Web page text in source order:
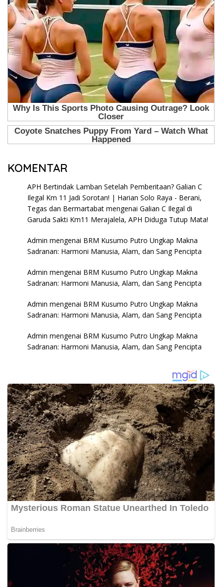
KOMENTAR
APH Bertindak Lamban Setelah Pemberitaan? Galian C
Ilegal Km 11 Jadi Sorotan! | Harian Solo Raya - Berani,
Tegas dan Bermartabat mengenai Galian C Ilegal di
Garuda Sakti Km11 Merajalela, APH Diduga Tutup Mata!
Admin mengenai BRM Kusumo Putro Ungkap Makna
Sadranan: Harmoni Manusia, Alam, dan Sang Pencipta
Admin mengenai BRM Kusumo Putro Ungkap Makna
Sadranan: Harmoni Manusia, Alam, dan Sang Pencipta
Admin mengenai BRM Kusumo Putro Ungkap Makna
Sadranan: Harmoni Manusia, Alam, dan Sang Pencipta
Admin mengenai BRM Kusumo Putro Ungkap Makna
Sadranan: Harmoni Manusia, Alam, dan Sang Pencipta